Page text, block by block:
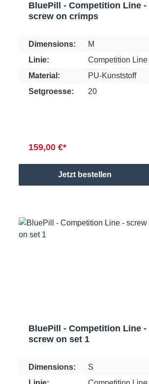
BluePill - Competition Line -
screw on crimps
Dimensions:
M
Linie:
Competition Line
Material:
PU-Kunststoff
Setgroesse:
20
159,00 €*
Jetzt bestellen
BluePill - Competition Line -
screw on set 1
Dimensions:
S